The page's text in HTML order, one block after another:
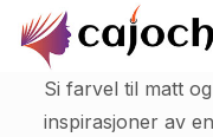
Si farvel til matt
inspirasjoner av